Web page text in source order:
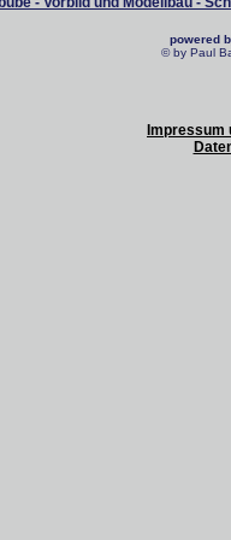
powered
© by Paul
Impressum